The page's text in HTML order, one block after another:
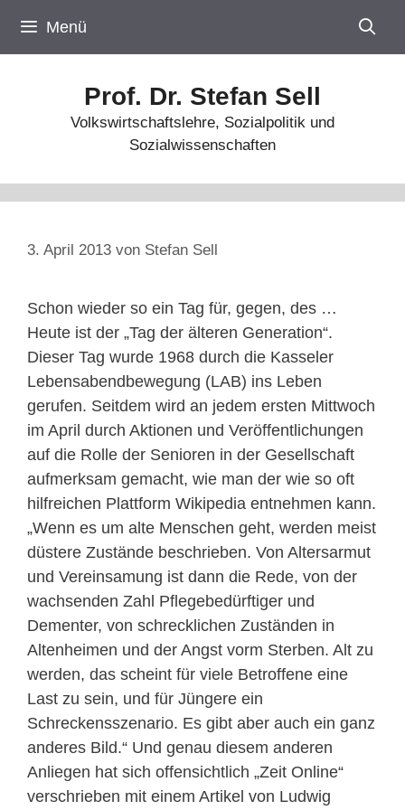
Inhalt
springen
Menü
Prof. Dr. Stefan Sell
Volkswirtschaftslehre, Sozialpolitik und
Sozialwissenschaften
3. April 2013 von Stefan Sell
Schon wieder so ein Tag für, gegen, des …
Heute ist der „Tag der älteren Generation“.
Dieser Tag wurde 1968 durch die Kasseler
Lebensabendbewegung (LAB) ins Leben
gerufen. Seitdem wird an jedem ersten Mittwoch
im April durch Aktionen und Veröffentlichungen
auf die Rolle der Senioren in der Gesellschaft
aufmerksam gemacht, wie man der wie so oft
hilfreichen Plattform Wikipedia entnehmen kann.
„Wenn es um alte Menschen geht, werden meist
düstere Zustände beschrieben. Von Altersarmut
und Vereinsamung ist dann die Rede, von der
wachsenden Zahl Pflegebedürftiger und
Dementer, von schrecklichen Zuständen in
Altenheimen und der Angst vorm Sterben. Alt zu
werden, das scheint für viele Betroffene eine
Last zu sein, und für Jüngere ein
Schreckensszenario. Es gibt aber auch ein ganz
anderes Bild.“ Und genau diesem anderen
Anliegen hat sich offensichtlich „Zeit Online“
verschrieben mit einem Artikel von Ludwig